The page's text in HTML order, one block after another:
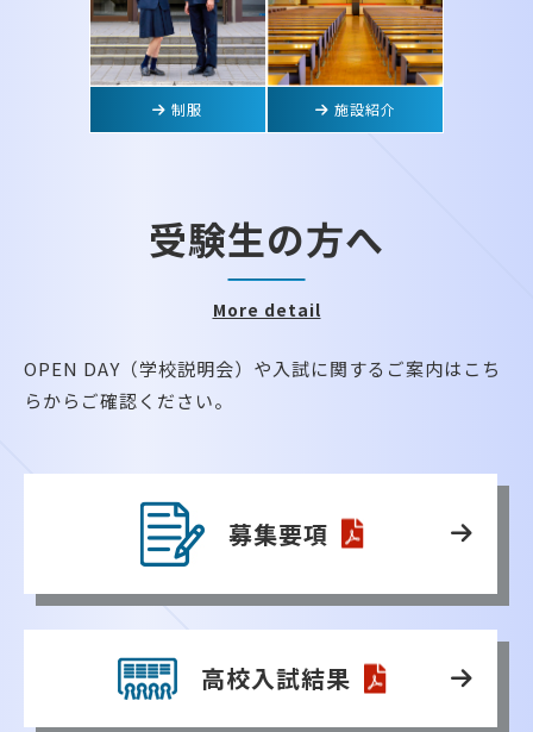
制服 施設紹介
受験生の方へ
More detail
OPEN DAY（学校説明会）や入試に関するご案内はこち
らからご確認ください。
募集要項
高校入試結果